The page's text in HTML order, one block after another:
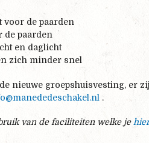
voor de paarden
de paarden
en daglicht
zich minder snel
nieuwe groepshuisvesting, er
.
van de faciliteiten welke jehier